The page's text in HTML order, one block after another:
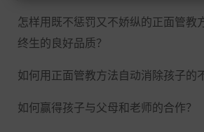
怎样用既不惩罚又不娇纵的正面管教
终生的良好品质？
如何用正面管教方法自动消除孩子的
如何赢得孩子与父母和老师的合作？